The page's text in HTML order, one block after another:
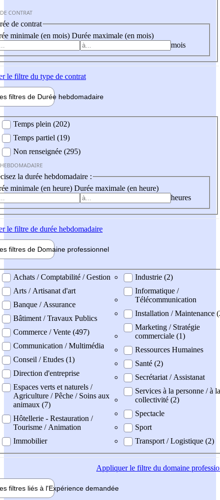
CONTRAT
de contrat
minimale (en mois) Durée maximale (en mois)
mois
le filtre du type de contrat
filtres de Durée hebdomadaire
Temps plein (202)
Temps partiel (19)
Non renseignée (295)
la durée hebdomadaire :
minimale (en heure) Durée maximale (en heure)
heures
le filtre de durée hebdomadaire
filtres de Domaine professionnel
professionel
Achats / Comptabilité / Gestion
Arts / Artisanat d'art
Banque / Assurance
Bâtiment / Travaux Publics
Commerce / Vente (497)
Communication / Multimédia
Conseil / Etudes (1)
Direction d'entreprise
Espaces verts et naturels /
Agriculture / Pêche / Soins aux
animaux (7)
Hôtellerie - Restauration /
Tourisme / Animation
Immobilier
Industrie (2)
Informatique /
Télécommunication
Installation / Maintenance
Marketing / Stratégie
commerciale (1)
Ressources Humaines
Santé (2)
Secrétariat / Assistanat
Services à la personne / à la
collectivité (2)
Spectacle
Sport
Transport / Logistique (2)
Appliquerle filtre du domaine
filtres liés à l'Expérience demandée